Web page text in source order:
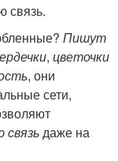
связь.
Пишут
, цветочки
, они
сети,
даже на